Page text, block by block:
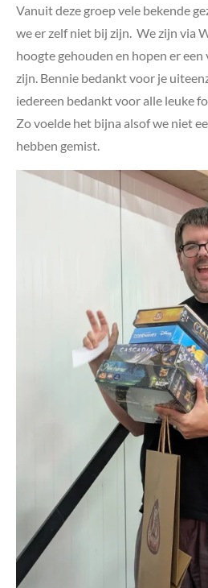
Vanuit deze groep vele bekende
we er zelf niet bij zijn. We zijn via
hoogte gehouden en hopen er
zijn. Bennie bedankt voor je
iedereen bedankt voor alle leuke
Zo voelde het bijna alsof we niet
hebben gemist.